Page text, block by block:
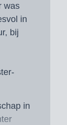
was
in
bij
in